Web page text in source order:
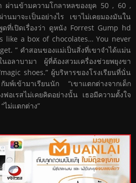
ผ่านข้ามความโกลาหลของยุค 50 , 60 ,
มาจะเป็นอย่างไร เขาไม่เคยมองมันใน
ที่เปิดเรื่องว่า ดูหนัง Forrest Gump hd
like a box of chocolates… You never
” คำสอนของแม่เป็นสิ่งที่เขาจำได้แม่น
ลาบามา ผู้ที่ต้องสวมเครื่องช่วยพยุงขา
shoes.” ผู้บริหารของโรงเรียนที่นั่น
พ์เข้ามาเรียนนัก “เขาแตกต่างจากเด็ก
อเรสไม่เคยคิดอย่างนั้น เธอมีความตั้งใจ
ไม่แตกต่าง”